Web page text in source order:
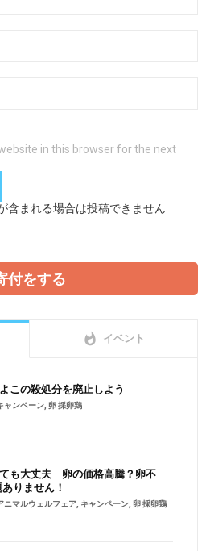
in this browser for the next
含まれる場合は投稿できません
付をする
whatshot イベント
この殺処分を廃止しよう
ャンペーン 卵 採卵鶏
も大丈夫 卵の価格高騰？卵不
りません！
ニマルウェルフェア キャンペーン 卵 採卵鶏